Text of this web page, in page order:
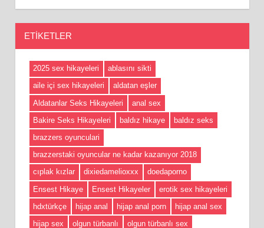
ETIKETLER
2025 sex hikayeleri
ablasını sikti
aile içi sex hikayeleri
aldatan eşler
Aldatanlar Seks Hikayeleri
anal sex
Bakire Seks Hikayeleri
baldız hikaye
baldız seks
brazzers oyunculari
brazzerstaki oyuncular ne kadar kazanıyor 2018
cıplak kızlar
dixiedamelioxxx
doedaporno
Ensest Hikaye
Ensest Hikayeler
erotik sex hikayeleri
hdxtürkçe
hijap anal hijap anal porn
hijap anal sex
hijap sex
olgun türbanlı olgun türbanlı sex